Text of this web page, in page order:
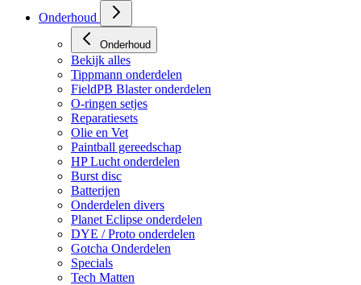
Onderhoud
Onderhoud
Bekijk alles
Tippmann onderdelen
FieldPB Blaster onderdelen
O-ringen setjes
Reparatiesets
Olie en Vet
Paintball gereedschap
HP Lucht onderdelen
Burst disc
Batterijen
Onderdelen divers
Planet Eclipse onderdelen
DYE / Proto onderdelen
Gotcha Onderdelen
Specials
Tech Matten